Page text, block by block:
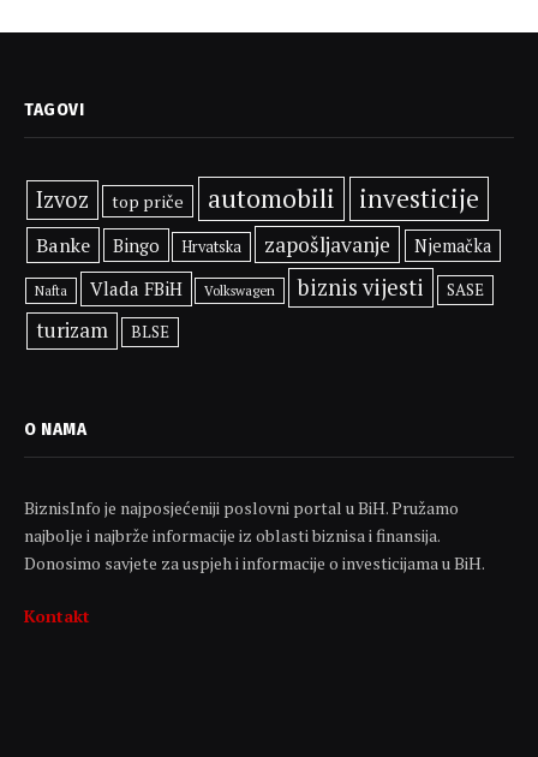
TAGOVI
Izvoz top priče automobili investicije
Banke Bingo Hrvatska zapošljavanje Njemačka
Nafta Vlada FBiH Volkswagen biznis vijesti SASE
turizam BLSE
O NAMA
BiznisInfo je najposjećeniji poslovni portal u BiH. Pružamo
najbolje i najbrže informacije iz oblasti biznisa i finansija.
Donosimo savjete za uspjeh i informacije o investicijama u BiH.
Kontakt